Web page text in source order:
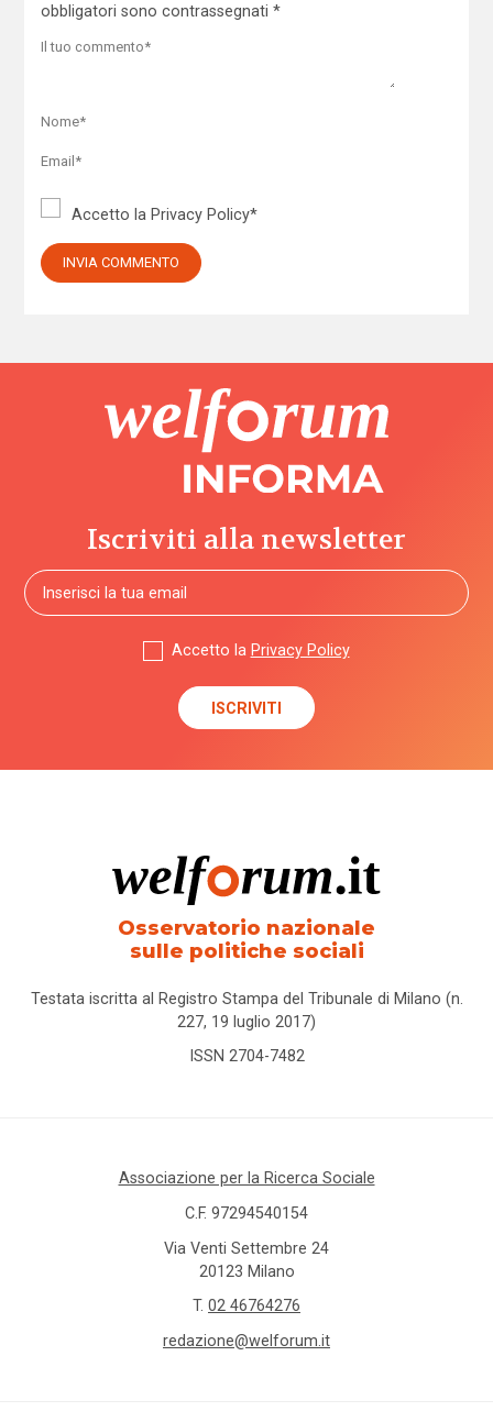
obbligatori sono contrassegnati *
Accetto la Privacy Policy*
Iscriviti alla newsletter
Accetto la Privacy Policy
Osservatorio nazionale
sulle politiche sociali
Testata iscritta al Registro Stampa del Tribunale di Milano (n.
227, 19 luglio 2017)
ISSN 2704-7482
Associazione per la Ricerca Sociale
C.F. 97294540154
Via Venti Settembre 24
20123 Milano
T. 02 46764276
redazione@welforum.it